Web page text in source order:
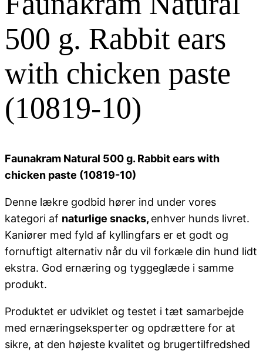
500 g. Rabbit ears
with chicken paste
(10819-10)
Faunakram Natural 500 g. Rabbit ears with
chicken paste (10819-10)
Denne lækre godbid hører ind under vores
kategori af naturlige snacks, enhver hunds livret.
Kaniører med fyld af kyllingfars er et godt og
fornuftigt alternativ når du vil forkæle din hund lidt
ekstra. God ernæring og tyggeglæde i samme
produkt.
Produktet er udviklet og testet i tæt samarbejde
med ernæringseksperter og opdrættere for at
sikre, at den højeste kvalitet og brugertilfredshed